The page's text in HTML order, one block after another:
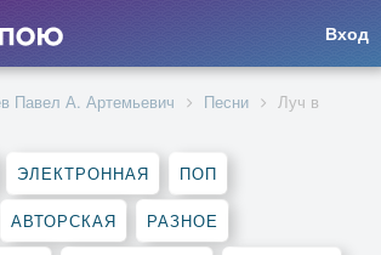
Вход
Павел А. Артемьевич Песни
Луч в
ЭЛЕКТРОННАЯ ПОП
АВТОРСКАЯ РАЗНОЕ